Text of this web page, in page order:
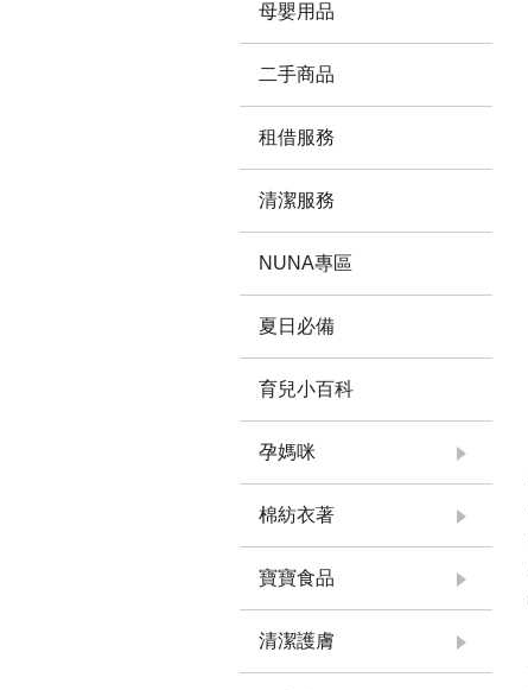
母嬰用品
二手商品
租借服務
清潔服務
NUNA專區
夏日必備
育兒小百科
孕媽咪
棉紡衣著
寶寶食品
清潔護膚